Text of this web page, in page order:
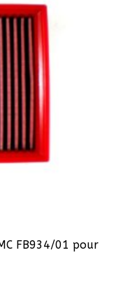
FB934/01 pour